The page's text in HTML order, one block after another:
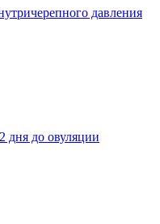
давления
дня до овуляции